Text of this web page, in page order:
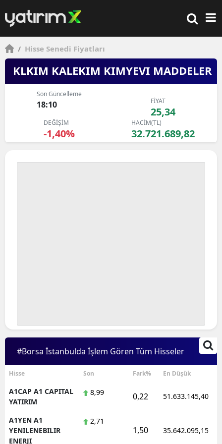
/ Hisse Senedi Fiyatları
KLKIM KALEKIM KIMYEVI MADDELER
Son Güncelleme
18:10 FİYAT
25,34
DEĞİŞİM
-1,40%
HACİM(TL)
32.721.689,82
#Borsa İstanbulda İşlem Gören Tüm Hisseler
Hisse Son Fark% En Düşük
A1CAP A1 CAPITAL
YATIRIM
8,99 0,22 51.633.145,40
A1YEN A1
YENILENEBILIR
ENERJI
2,71
1,50 35.642.095,15